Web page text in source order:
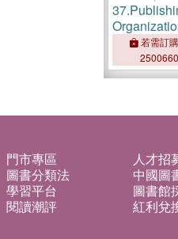
37.
若需訂
門市專區 人才招
圖書分類法 中國圖
學習平台 圖書館
閱讀潮評 紅利兌